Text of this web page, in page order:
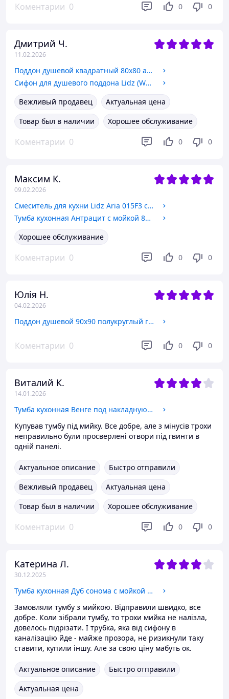
Коментарии 0 0 0
Дмитрий Ч.
11.02.2026
Поддон душевой квадратный 80х80 акриловый KOПO 7030 (80)
Сифон для душевого поддона Lidz (WHI) 60 04 P002 01 (выход 40/50 мм)
Вежливый продавец
Актуальная цена
Товар был в наличии
Хорошее обслуживание
Коментарии 0 0 0
Максим К.
09.02.2026
Смеситель для кухни Lidz Aria 015F3 с гибким изливом (k35) LDARI015F3GRE43363 Grey
Тумба кухонная Антрацит с мойкой 80x60 (0,6мм) левая чаша, сифон
Хорошее обслуживание
Коментарии 0 0 0
Юлія Н.
04.02.2026
Поддон душевой 90х90 полукруглый глубокий SUNWAYS (90)
Коментарии 0 0 0
Виталий К.
14.01.2026
Тумба кухонная Венге под накладную мойку 80x60 или 80x50
Купував тумбу під мийку. Все добре, але з мінусів трохи
неправильно були просверлені отвори під гвинти в
одній панелі.
Актуальное описание
Быстро отправили
Вежливый продавец
Актуальная цена
Товар был в наличии
Хорошее обслуживание
Коментарии 0 0 0
Катерина Л.
30.12.2025
Тумба кухонная Дуб сонома с мойкой 50x50 (0,6мм), сифон
Замовляли тумбу з мийкою. Відправили швидко, все
добре. Коли зібрали тумбу, то трохи мийка не налізла,
довелось підрізати. І трубка, яка від сифону в
каналізацію йде - майже прозора, не ризикнули таку
ставити, купили іншу. Але за свою ціну мабуть ок.
Актуальное описание
Быстро отправили
Актуальная цена